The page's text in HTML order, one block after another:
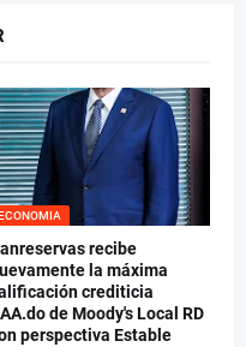
ECONOMIA
recibe
la máxima
crediticia
de Moody's Local RD
perspectiva Estable